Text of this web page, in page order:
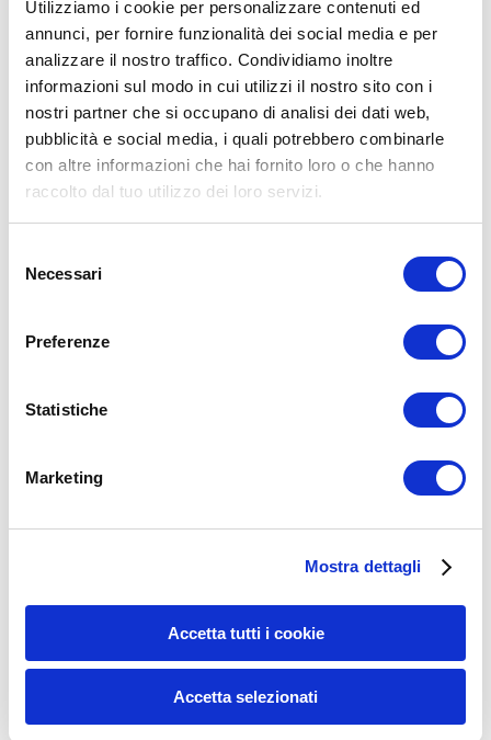
Utilizziamo i cookie per personalizzare contenuti ed
annunci, per fornire funzionalità dei social media e per
analizzare il nostro traffico. Condividiamo inoltre
informazioni sul modo in cui utilizzi il nostro sito con i
nostri partner che si occupano di analisi dei dati web,
pubblicità e social media, i quali potrebbero combinarle
con altre informazioni che hai fornito loro o che hanno
raccolto dal tuo utilizzo dei loro servizi.
delNecessari
Preferenze
Statistiche
Marketing
Mostra dettagli
Accetta tutti i cookie
Accetta selezionati
ALLENATI CON ME!
15WORKOUT
addominali scolpiti(39)
Allenamento aerobico(16)
Allenamento con il TRX(36)
Allenamento Donne(75)